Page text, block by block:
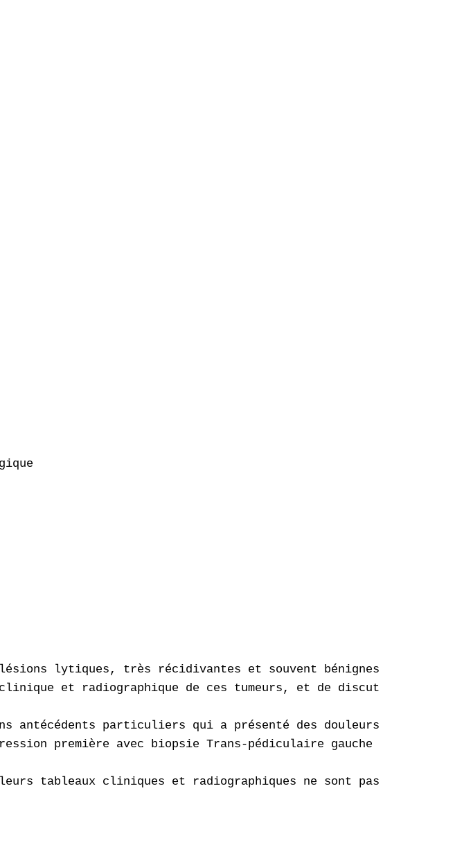
lésions lytiques, très récidivantes et souvent bénignes. Leur
et radiographique de ces tumeurs, et de discuter
antécédents particuliers qui a présenté des douleurs de la
première avec biopsie Trans-pédiculaire gauche
leurs tableaux cliniques et radiographiques ne sont pas